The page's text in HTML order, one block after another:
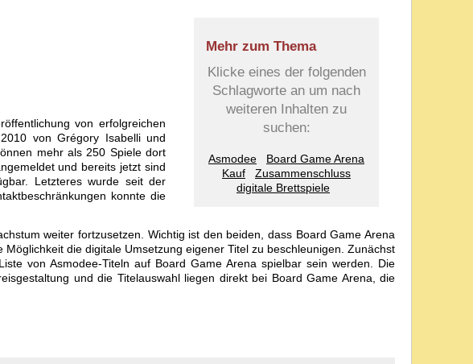
Mehr zum Thema
Klicke eines der folgenden
Schlagworte an um nach
weiteren Inhalten zu
suchen:
Asmodee
Board Game Arena
Kauf
Zusammenschluss
digitale Brettspiele
von erfolgreichen
von Grégory Isabelli und
mehr als 250 Spiele dort
und bereits jetzt sind
Letzteres wurde seit der
konnte die
weiter fortzusetzen. Wichtig ist den beiden, dass Board Game Arena
die digitale Umsetzung eigener Titel zu beschleunigen. Zunächst
von Asmodee-Titeln auf Board Game Arena spielbar sein werden. Die
und die Titelauswahl liegen direkt bei Board Game Arena, die